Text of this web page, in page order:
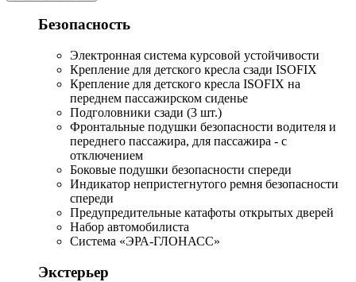
Безопасность
Электронная система курсовой устойчивости
Крепление для детского кресла сзади ISOFIX
Крепление для детского кресла ISOFIX на
переднем пассажирском сиденье
Подголовники сзади (3 шт.)
Фронтальные подушки безопасности водителя и
переднего пассажира, для пассажира - с
отключением
Боковые подушки безопасности спереди
Индикатор непристегнутого ремня безопасности
спереди
Предупредительные катафоты открытых дверей
Набор автомобилиста
Система «ЭРА-ГЛОНАСС»
Экстерьер